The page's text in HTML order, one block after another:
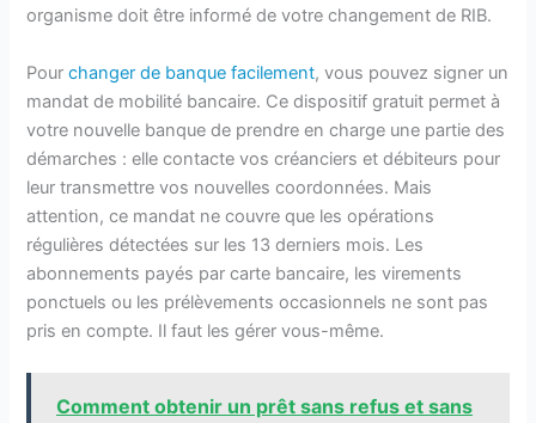
organisme doit être informé de votre changement de RIB.
Pourchanger de banque facilement, vous pouvez signer un
mandat de mobilité bancaire. Ce dispositif gratuit permet à
votre nouvelle banque de prendre en charge une partie des
démarches : elle contacte vos créanciers et débiteurs pour
leur transmettre vos nouvelles coordonnées. Mais
attention, ce mandat ne couvre que les opérations
régulières détectées sur les 13 derniers mois. Les
abonnements payés par carte bancaire, les virements
ponctuels ou les prélèvements occasionnels ne sont pas
pris en compte. Il faut les gérer vous-même.
Comment obtenir un prêt sans refus et sans